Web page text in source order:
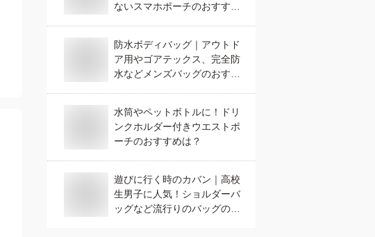
ないスマホポーチのおすすめ
防水ボディバッグ｜アウトド
ア用やゴアテックス、完全防
水などメンズバッグのおすす
水筒やペットボトルに！ドリ
ンクホルダー付きウエストポ
ーチのおすすめは？
遊びに行く時のカバン｜高校
生男子に人気！ショルダーバ
ッグなど流行りのバッグのお